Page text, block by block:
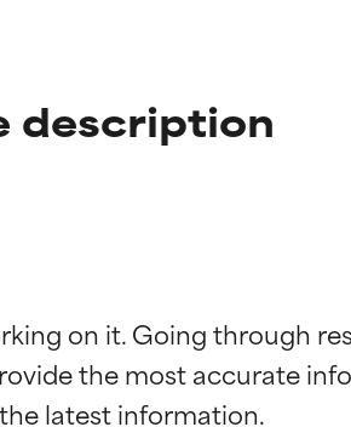
description
on it. Going through
the most accurate
demostrada y
demostrada y